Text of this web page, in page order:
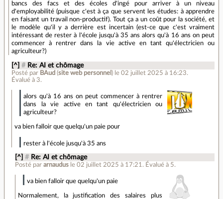
bancs des facs et des écoles d'ingé pour arriver à un niveau
d'employabilité (puisque c'est à ça que servent les études: à apprendre
en faisant un travail non-productif). Tout ça a un coût pour la société, et
le modèle qu'il y a derrière est incertain (est-ce que c'est vraiment
intéressant de rester à l'école jusqu'à 35 ans alors qu'à 16 ans on peut
commencer à rentrer dans la vie active en tant qu'électricien ou
agriculteur?)
[^] # Re: AI et chômage
Posté par BAud (site web personnel ) le 02 juillet 2025 à 16:23.
Évalué à 3.
alors qu'à 16 ans on peut commencer à rentrer
dans la vie active en tant qu'électricien ou
agriculteur?
va bien falloir que quelqu'un paie pour
rester à l'école jusqu'à 35 ans
[^] # Re: AI et chômage
Posté par arnaudus le 02 juillet 2025 à 17:21 . Évalué à 5.
va bien falloir que quelqu'un paie
Normalement, la justification des salaires plus